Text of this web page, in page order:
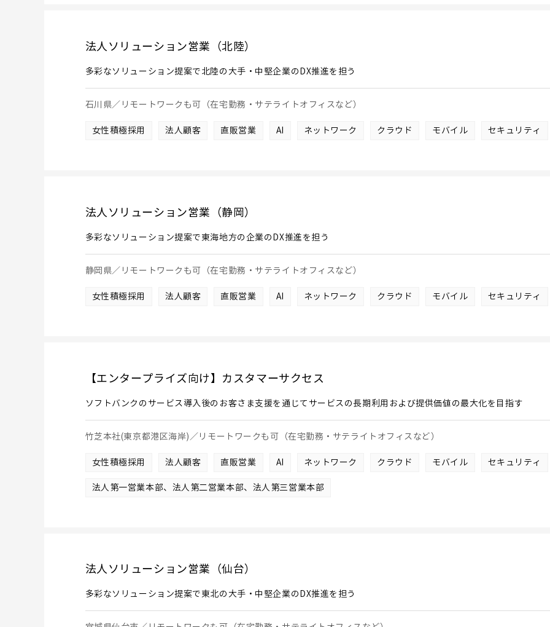
法人ソリューション営業（北陸）
多彩なソリューション提案で北陸の大手・中堅企業のDX推進を担う
石川県／リモートワークも可（在宅勤務・サテライトオフィスなど）
女性積極採用 法人顧客 直販営業 AI ネットワーク クラウド モバイル セキュリティ
法人ソリューション営業（静岡）
多彩なソリューション提案で東海地方の企業のDX推進を担う
静岡県／リモートワークも可（在宅勤務・サテライトオフィスなど）
女性積極採用 法人顧客 直販営業 AI ネットワーク クラウド モバイル セキュリティ
【エンタープライズ向け】カスタマーサクセス
ソフトバンクのサービス導入後のお客さま支援を通じてサービスの長期利用および提供価値の最大化を目指す
竹芝本社(東京都港区海岸)／リモートワークも可（在宅勤務・サテライトオフィスなど）
女性積極採用 法人顧客 直販営業 AI ネットワーク クラウド モバイル セキュリティ
法人第一営業本部、法人第二営業本部、法人第三営業本部
法人ソリューション営業（仙台）
多彩なソリューション提案で東北の大手・中堅企業のDX推進を担う